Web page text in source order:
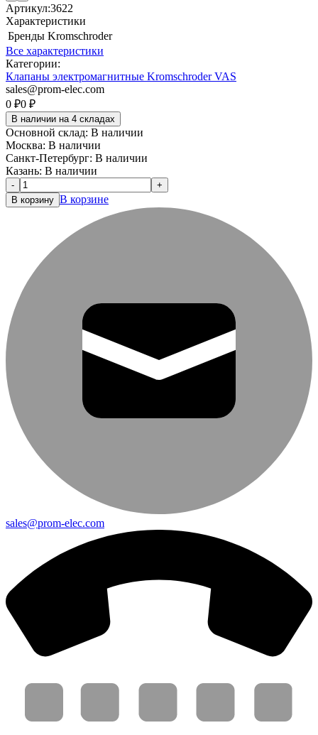
Артикул:3622
Характеристики
Бренды Kromschroder
Все характеристики
Категории:
Клапаны электромагнитные Kromschroder VAS
sales@prom-elec.com
0 ₽0 ₽
В наличии на 4 складах
Основной склад: В наличии
Москва: В наличии
Санкт-Петербург: В наличии
Казань: В наличии
-
+
В корзину В корзине
sales@prom-elec.com